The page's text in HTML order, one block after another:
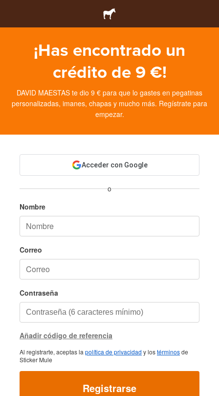
¡Has encontrado un
crédito de 9 €!
DAVID MAESTAS te dio 9 € para que lo gastes en pegatinas
personalizadas, imanes, chapas y mucho más. Regístrate para
empezar.
Acceder con Google
o
Nombre
Correo
Contraseña
Añadir código de referencia
Al registrarte, aceptas la política de privacidad y lostérminosde
Sticker Mule
Registrarse